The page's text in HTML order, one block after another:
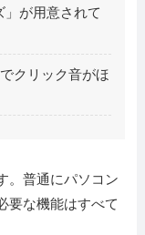
が用意されて
クリック音がほ
。普通にパソコン
要な機能はすべて